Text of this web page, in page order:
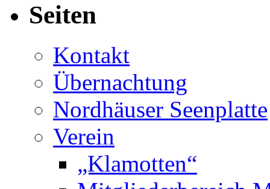
Seiten
Kontakt
Übernachtung
Nordhäuser Seenplatte
Verein
„Klamotten“